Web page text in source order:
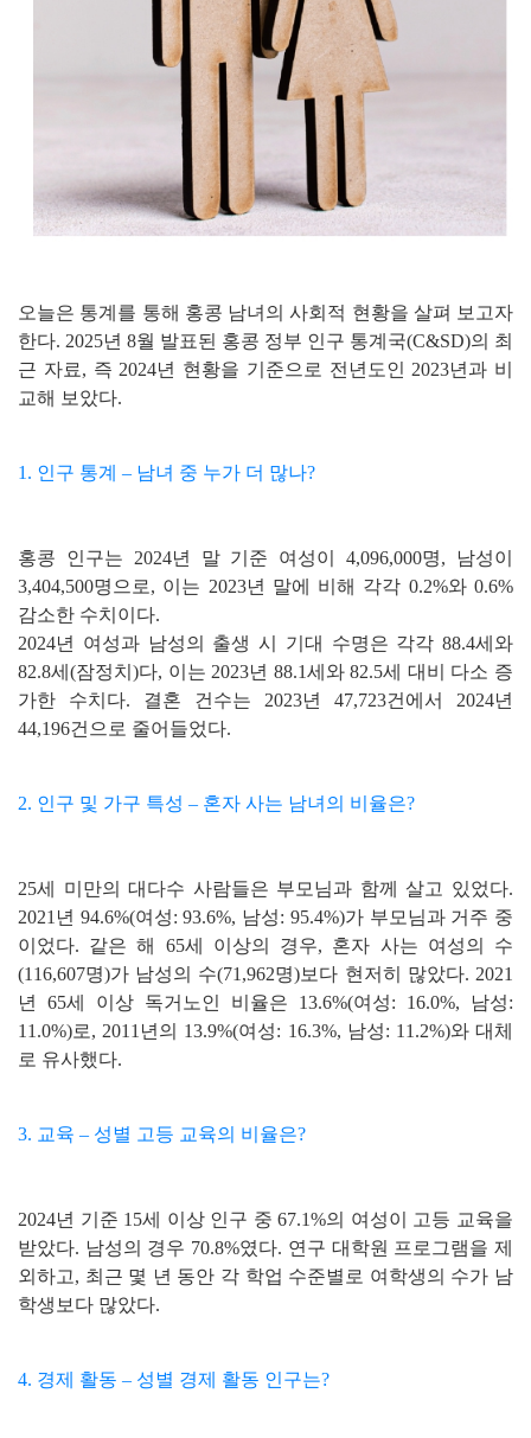
오늘은 통계를 통해 홍콩 남녀의 사회적 현황을 살펴 보고자
한다. 2025년 8월 발표된 홍콩 정부 인구 통계국(C&SD)의 최
근 자료, 즉 2024년 현황을 기준으로 전년도인 2023년과 비
교해 보았다.
1. 인구 통계 – 남녀 중 누가 더 많나?
홍콩 인구는 2024년 말 기준 여성이 4,096,000명, 남성이
3,404,500명으로, 이는 2023년 말에 비해 각각 0.2%와 0.6%
감소한 수치이다.
2024년 여성과 남성의 출생 시 기대 수명은 각각 88.4세와
82.8세(잠정치)다, 이는 2023년 88.1세와 82.5세 대비 다소 증
가한 수치다. 결혼 건수는 2023년 47,723건에서 2024년
44,196건으로 줄어들었다.
2. 인구 및 가구 특성 – 혼자 사는 남녀의 비율은?
25세 미만의 대다수 사람들은 부모님과 함께 살고 있었다.
2021년 94.6%(여성: 93.6%, 남성: 95.4%)가 부모님과 거주 중
이었다. 같은 해 65세 이상의 경우, 혼자 사는 여성의 수
(116,607명)가 남성의 수(71,962명)보다 현저히 많았다. 2021
년 65세 이상 독거노인 비율은 13.6%(여성: 16.0%, 남성:
11.0%)로, 2011년의 13.9%(여성: 16.3%, 남성: 11.2%)와 대체
로 유사했다.
3. 교육 – 성별 고등 교육의 비율은?
2024년 기준 15세 이상 인구 중 67.1%의 여성이 고등 교육을
받았다. 남성의 경우 70.8%였다. 연구 대학원 프로그램을 제
외하고, 최근 몇 년 동안 각 학업 수준별로 여학생의 수가 남
학생보다 많았다.
4. 경제 활동 – 성별 경제 활동 인구는?